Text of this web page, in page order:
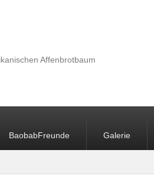
Affenbrotbaum
BaobabFreunde Galerie